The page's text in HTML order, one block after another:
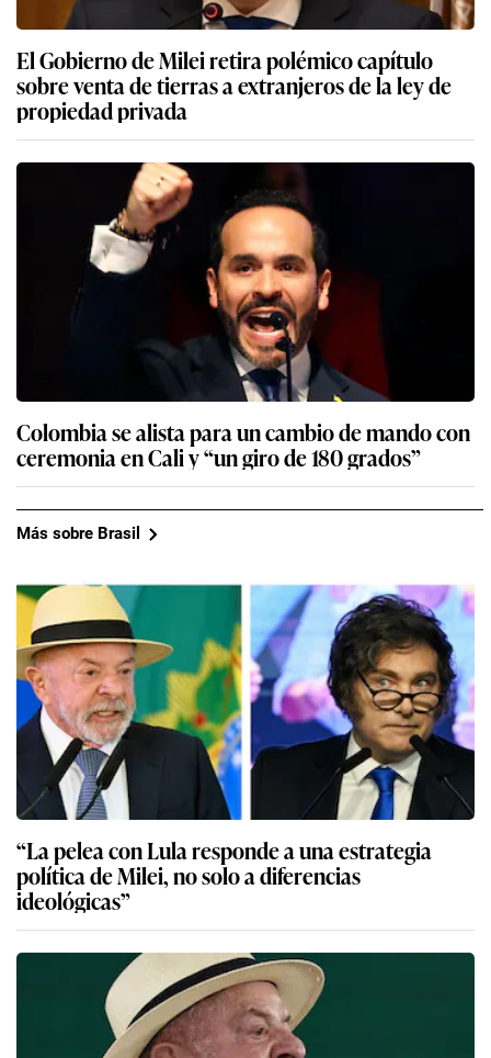
El Gobierno de Milei retira polémico capítulo
sobre venta de tierras a extranjeros de la ley de
propiedad privada
Colombia se alista para un cambio de mando con
ceremonia en Cali y “un giro de 180 grados”
Más sobre Brasil
“La pelea con Lula responde a una estrategia
política de Milei, no solo a diferencias
ideológicas”